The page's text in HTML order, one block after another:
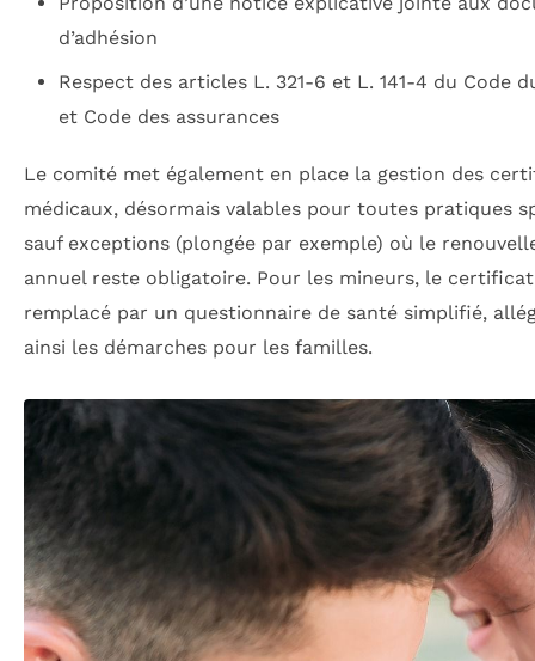
d’adhésion
Respect des articles L. 321-6 et L. 141-4 du Code
et Code des assurances
Le comité met également en place la gestion des
médicaux, désormais valables pour toutes pratiques
sauf exceptions (plongée par exemple) où le
annuel reste obligatoire. Pour les mineurs, le
remplacé par un questionnaire de santé simplifié,
ainsi les démarches pour les familles.